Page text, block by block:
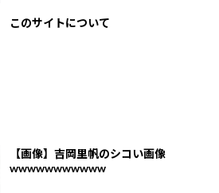
このサイトについて
【画像】吉岡里帆のシコい画像
wwwwwwwwwww